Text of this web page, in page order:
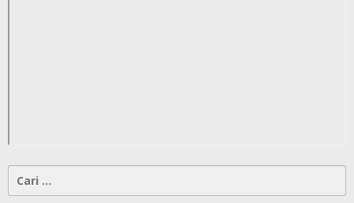
untuk: